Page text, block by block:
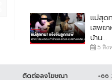
7 สิงหาคม 2564 19,179
แม่สุด
เสพย
บ้าน...
5 สิง
ติดต่อลงโฆษณา
+66